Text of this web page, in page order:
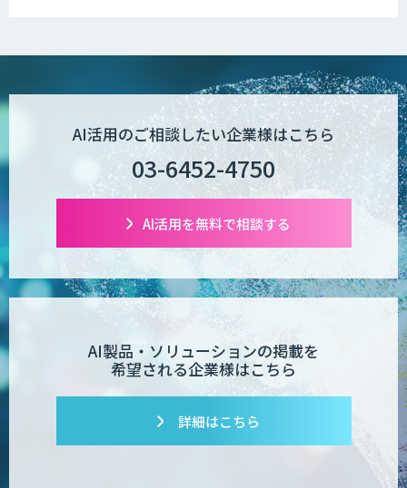
AI活用のご相談したい企業様はこちら
03-6452-4750
AI活用を無料で相談する
AI製品・ソリューションの掲載を
希望される企業様はこちら
詳細はこちら